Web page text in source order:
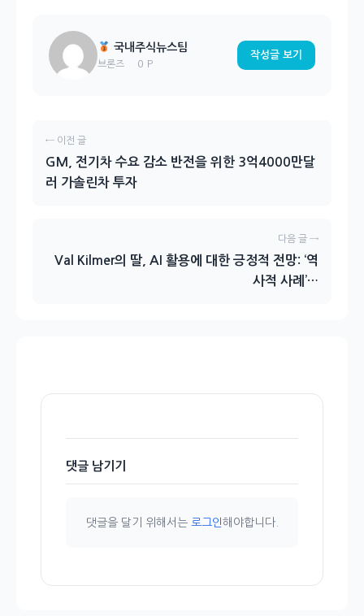
국내주식뉴스팀
브론즈 0 P
작성글 보기
← 이전 글
GM, 전기차 수요 감소 반전을 위한 3억4000만달
러 가솔린차 투자
다음 글 →
Val Kilmer의 딸, AI 활용에 대한 긍정적 전망: ‘역
사적 사례’…
댓글 남기기
댓글을 달기 위해서는 로그인해야합니다.